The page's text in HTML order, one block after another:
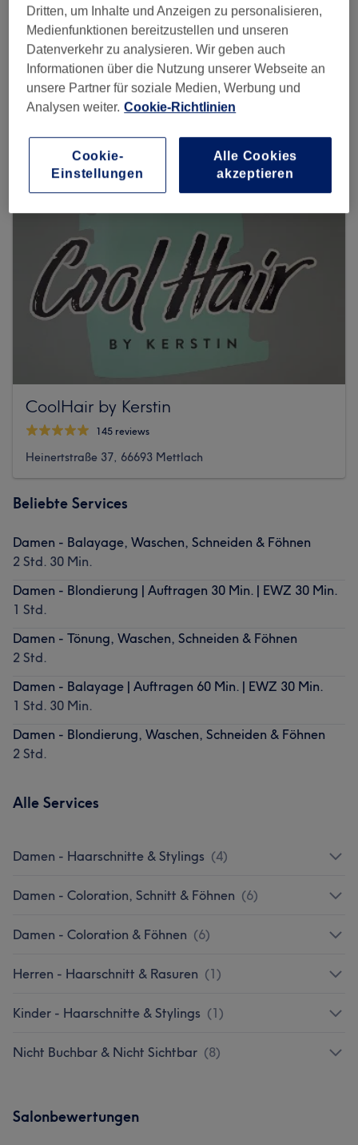
Auf Treatwell finden
Mehr Salons anzeigen
CoolHair by Kerstin
145 reviews
Heinertstraße 37, 66693 Mettlach
Beliebte Services
Damen - Balayage, Waschen, Schneiden & Föhnen
2 Std. 30 Min.
Damen - Blondierung | Auftragen 30 Min. | EWZ 30 Min.
1 Std.
Damen - Tönung, Waschen, Schneiden & Föhnen
2 Std.
Damen - Balayage | Auftragen 60 Min. | EWZ 30 Min.
1 Std. 30 Min.
Damen - Blondierung, Waschen, Schneiden & Föhnen
2 Std.
Alle Services
Damen - Haarschnitte & Stylings (4)
Damen - Coloration, Schnitt & Föhnen (6)
Damen - Coloration & Föhnen (6)
Herren - Haarschnitt & Rasuren (1)
Kinder - Haarschnitte & Stylings (1)
Nicht Buchbar & Nicht Sichtbar (8)
Salonbewertungen
Dritten, um Inhalte und Anzeigen zu personalisieren,
Medienfunktionen bereitzustellen und unseren
Datenverkehr zu analysieren. Wir geben auch
Informationen über die Nutzung unserer Webseite an
unsere Partner für soziale Medien, Werbung und
Analysen weiter. Cookie-Richtlinien
Cookie-
Einstellungen
Alle Cookies
akzeptieren